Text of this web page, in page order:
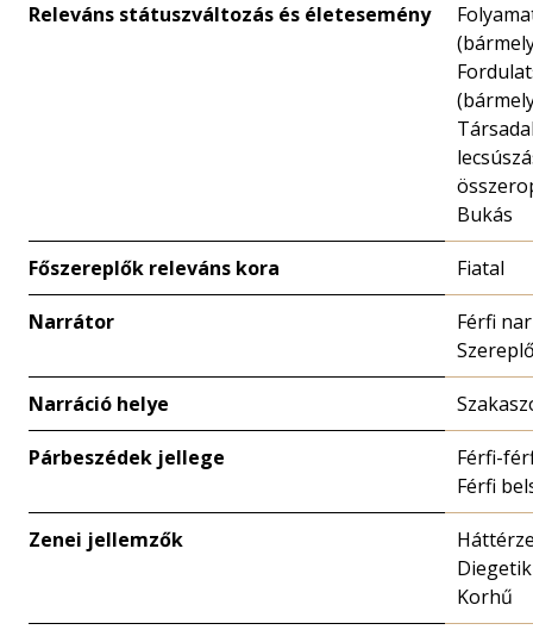
Releváns státuszváltozás és életesemény
Bukás
Főszereplők releváns kora Fiatal
Narrátor
Férfi
Narráció helye
Párbeszédek jellege
Férfi-
Férfi
Zenei jellemzők
Korhű